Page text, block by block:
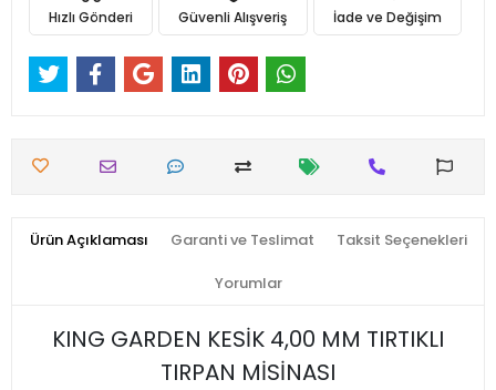
Hızlı Gönderi Güvenli Alışveriş İade ve Değişim
Ürün Açıklaması Garanti ve Teslimat Taksit Seçenekleri
Yorumlar
KING GARDEN KESİK 4,00 MM TIRTIKLI
TIRPAN MİSİNASI